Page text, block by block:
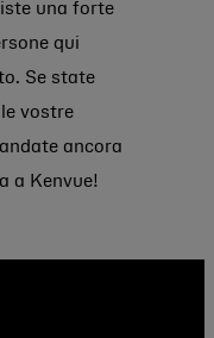
una forte
qui
Se state
vostre
ancora
a Kenvue!